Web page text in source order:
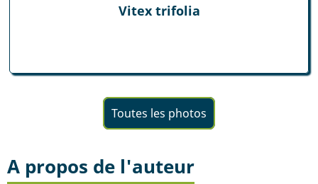
Vitex trifolia
Toutes les photos
A propos de l'auteur